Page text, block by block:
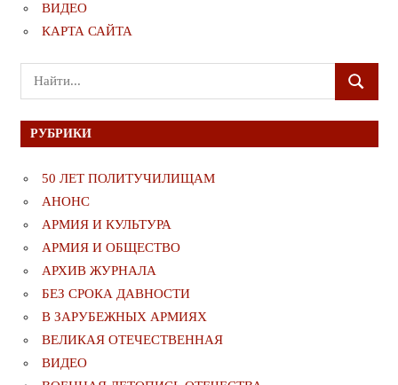
ВИДЕО
КАРТА САЙТА
Поиск
для:
ПОИСК
РУБРИКИ
50 ЛЕТ ПОЛИТУЧИЛИЩАМ
АНОНС
АРМИЯ И КУЛЬТУРА
АРМИЯ И ОБЩЕСТВО
АРХИВ ЖУРНАЛА
БЕЗ СРОКА ДАВНОСТИ
В ЗАРУБЕЖНЫХ АРМИЯХ
ВЕЛИКАЯ ОТЕЧЕСТВЕННАЯ
ВИДЕО